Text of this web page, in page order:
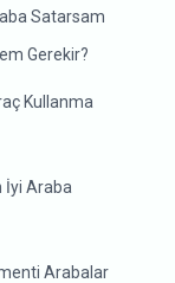
Satarsam
Gerekir?
Kullanma
İyi Araba
Arabalar